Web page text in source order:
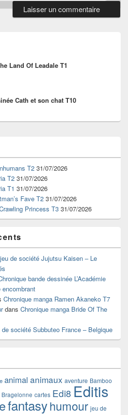
Land Of Leadale T1
Cath et son chat T10
T2 31/07/2026
T2 31/07/2026
T1 31/07/2026
Fave T2 31/07/2026
Princess T3 31/07/2026
de société Jujutsu Kaisen – Le
bande dessinée L’Académie
encombrant
Chronique manga Ramen Akaneko T7
dans Chronique manga Bride Of The
société Subbuteo France – Belgique
animal animaux aventure Bamboo
Bragelonne cartes Edi8 Editis
fantasyhumour jeu de